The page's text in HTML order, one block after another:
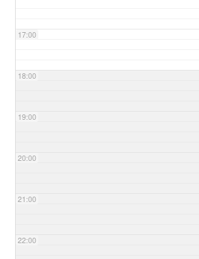
17:00
18:00
19:00
20:00
21:00
22:00